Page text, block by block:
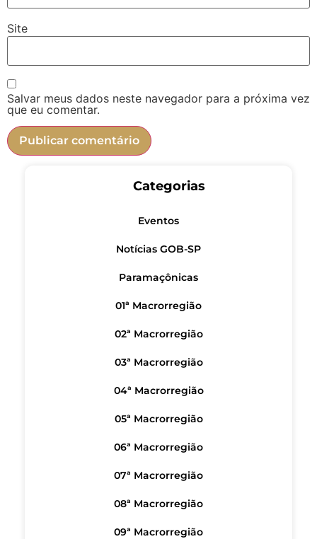
Site
Salvar meus dados neste navegador para a próxima vez
que eu comentar.
Categorias
Eventos
Notícias GOB-SP
Paramaçônicas
01ª Macrorregião
02ª Macrorregião
03ª Macrorregião
04ª Macrorregião
05ª Macrorregião
06ª Macrorregião
07ª Macrorregião
08ª Macrorregião
09ª Macrorregião